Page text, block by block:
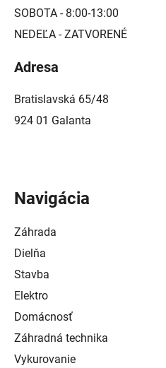
SOBOTA - 8:00-13:00
NEDEĽA - ZATVORENÉ
Adresa
Bratislavská 65/48
924 01 Galanta
Navigácia
Záhrada
Dielňa
Stavba
Elektro
Domácnosť
Záhradná technika
Vykurovanie